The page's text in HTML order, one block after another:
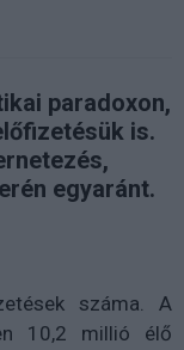
paradoxon,
is.
egyaránt.
száma. A
10,2 millió élő